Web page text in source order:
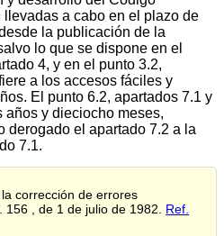
a cabo en el plazo de
la publicación de la
lo que se dispone en el
4, y en el punto 3.2,
a los accesos fáciles y
El punto 6.2, apartados 7.1 y
años y dieciocho meses,
derogado el apartado 7.2 a la
7.1.
corrección de errores
156 , de 1 de julio de 1982. Ref.